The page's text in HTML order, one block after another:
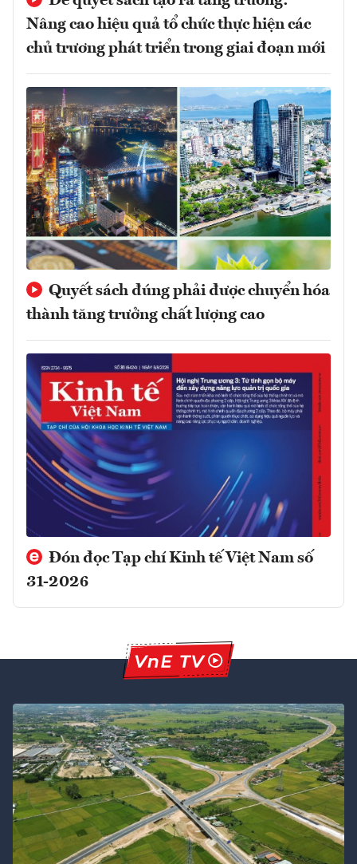
Nâng cao hiệu quả tổ chức thực hiện các
chủ trương phát triển trong giai đoạn mới
Quyết sách đúng phải được chuyển hóa
thành tăng trưởng chất lượng cao
Đón đọc Tạp chí Kinh tế Việt Nam số
31-2026